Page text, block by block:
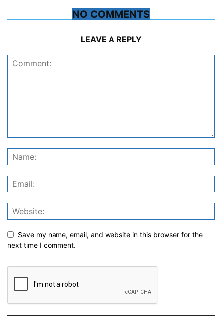
NO COMMENTS
LEAVE A REPLY
Save my name, email, and website in this browser for the
next time I comment.